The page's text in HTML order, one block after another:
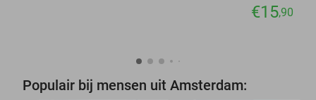
€15,90
Populair bij mensen uit Amsterdam: